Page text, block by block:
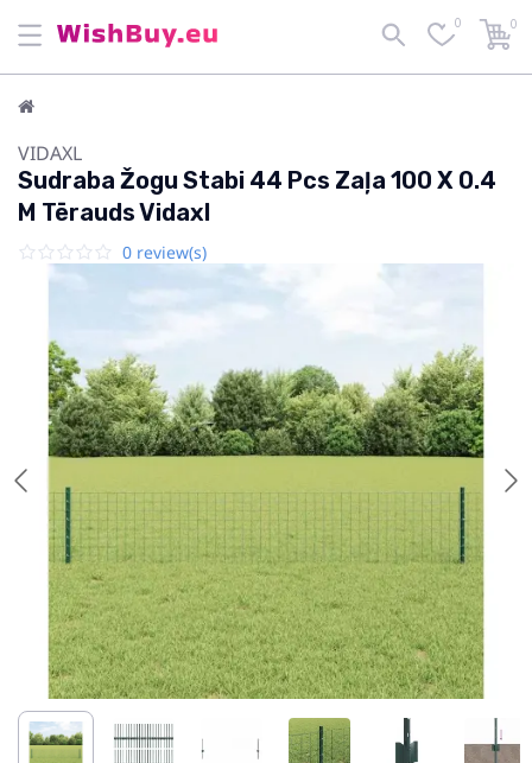
0 0
VIDAXL
Sudraba Žogu Stabi 44 Pcs Zaļa 100 X 0.4
M Tērauds Vidaxl
0 review(s)